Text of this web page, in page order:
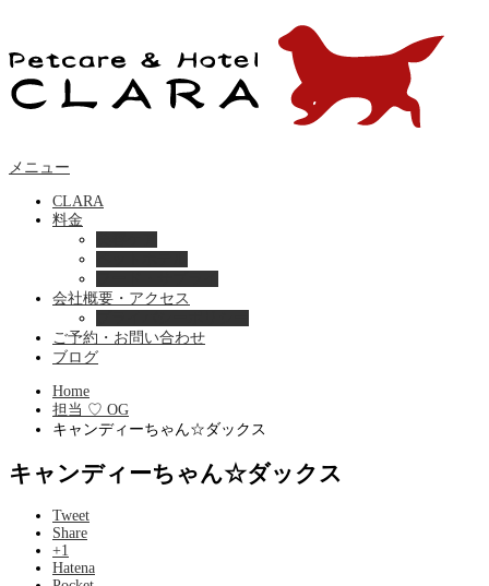
メニュー
CLARA
料金
会社概要・アクセス
ご予約・お問い合わせ
ブログ
Home
担当 ♡ OG
キャンディーちゃん☆ダックス
キャンディーちゃん☆ダックス
Tweet
Share
+1
Hatena